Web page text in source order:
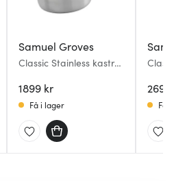
Samuel Groves
Classic Stainless kastrull
1899 kr
Få i lager
26
Få